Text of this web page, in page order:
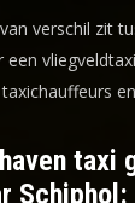
verschil zit
een
en
taxi
Schiphol: